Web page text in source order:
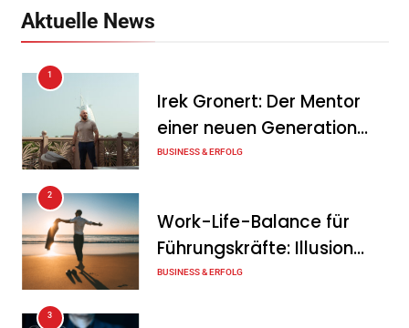
zum wichtigsten Baustein
der Energiewende werden
Ohne Daten keine
Verteidigungsfähigkeit:
Deutsche
Rüstungsindustrie investiert
Aktuelle News
1
Irek Gronert: Der Mentor
einer neuen Generation
von Unternehmern
BUSINESS & ERFOLG
2
Work-Life-Balance für
Führungskräfte: Illusion
oder echte Chance?
BUSINESS & ERFOLG
3